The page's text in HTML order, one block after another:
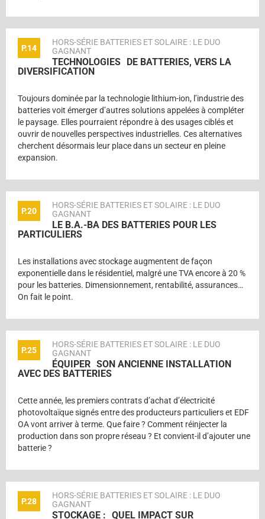
P.14
HORS-SÉRIE BATTERIES ET SOLAIRE : LE DUO
GAGNANT
TECHNOLOGIES DE BATTERIES, VERS LA
DIVERSIFICATION
Toujours dominée par la technologie lithium-ion, l’industrie des
batteries voit émerger d’autres solutions appelées à compléter
le paysage. Elles pourraient répondre à des usages ciblés et
ouvrir de nouvelles perspectives industrielles. Ces alternatives
cherchent désormais leur place dans un secteur en pleine
expansion.
P.20
HORS-SÉRIE BATTERIES ET SOLAIRE : LE DUO
GAGNANT
LE B.A.-BA DES BATTERIES POUR LES
PARTICULIERS
Les installations avec stockage augmentent de façon
exponentielle dans le résidentiel, malgré une TVA encore à 20 %
pour les batteries. Dimensionnement, rentabilité, assurances…
On fait le point.
P.25
HORS-SÉRIE BATTERIES ET SOLAIRE : LE DUO
GAGNANT
ÉQUIPER SON ANCIENNE INSTALLATION
AVEC DES BATTERIES
Cette année, les premiers contrats d’achat d’électricité
photovoltaïque signés entre des producteurs particuliers et EDF
OA vont arriver à terme. Que faire ? Comment réinjecter la
production dans son propre réseau ? Et convient-il d’ajouter une
batterie ?
P.28
HORS-SÉRIE BATTERIES ET SOLAIRE : LE DUO
GAGNANT
STOCKAGE : QUEL IMPACT SUR